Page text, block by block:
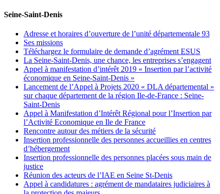
Seine-Saint-Denis
Adresse et horaires d’ouverture de l’unité départementale 93
Ses missions
Téléchargez le formulaire de demande d’agrément ESUS
La Seine-Saint-Denis, une chance, les entreprises s’engagent
Appel à manifestation d’intérêt 2019 « Insertion par l’activité
économique en Seine-Saint-Denis »
Lancement de l’Appel à Projets 2020 « DLA départemental »
sur chaque département de la région Ile-de-France : Seine-
Saint-Denis
Appel à Manifestation d’Intérêt Régional pour l’Insertion par
l’Activité Economique en Ile de France
Rencontre autour des métiers de la sécurité
Insertion professionnelle des personnes accueillies en centres
d’hébergement
Insertion professionnelle des personnes placées sous main de
justice
Réunion des acteurs de l’IAE en Seine St-Denis
Appel à candidatures : agrément de mandataires judiciaires à